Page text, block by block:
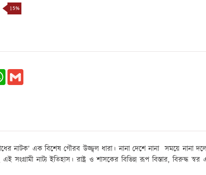
15%
WhatsApp
Gmail
নাটক’ এক বিশেষ গৌরব উজ্জ্বল ধারা। নানা দেশে নানা সময়ে নানা
সংগ্রামী নাট্য ইতিহাস। রাষ্ট্র ও শাসকের বিভিন্ন রূপ বিস্তার,বিরুদ্ধ স্বর